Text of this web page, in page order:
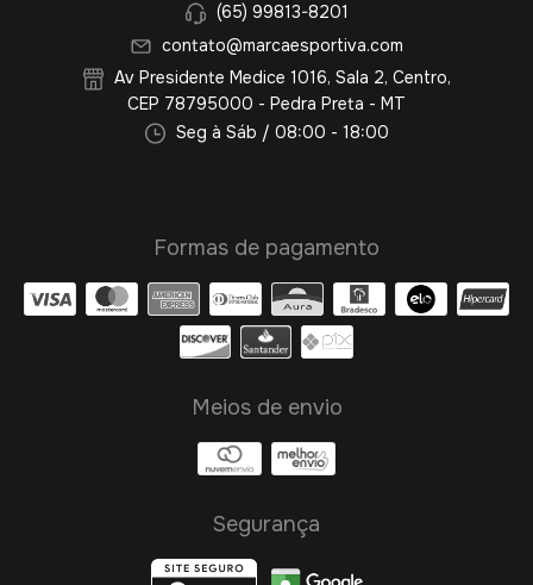
(65) 99813-8201
contato@marcaesportiva.com
Av Presidente Medice 1016, Sala 2, Centro,
CEP 78795000 - Pedra Preta - MT
Seg à Sáb / 08:00 - 18:00
Formas de pagamento
Meios de envio
Segurança